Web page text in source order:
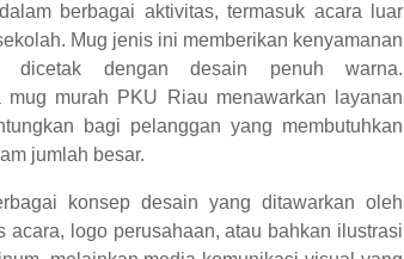
berbagai aktivitas, termasuk acara luar
Mug jenis ini memberikan kenyamanan
dicetak dengan desain penuh warna.
murah PKU Riau menawarkan layanan
bagi pelanggan yang membutuhkan
jumlah besar.
konsep desain yang ditawarkan oleh
logo perusahaan, atau bahkan ilustrasi